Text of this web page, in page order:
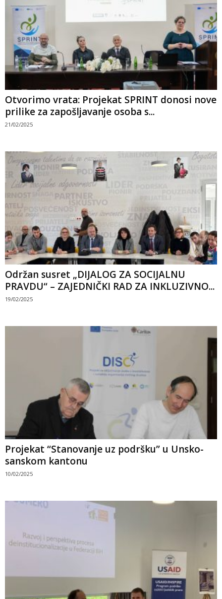
Otvorimo vrata: Projekat SPRINT donosi nove
prilike za zapošljavanje osoba s...
21/02/2025
Održan susret „DIJALOG ZA SOCIJALNU
PRAVDU“ – ZAJEDNIČKI RAD ZA INKLUZIVNO...
19/02/2025
Projekat “Stanovanje uz podršku” u Unsko-
sanskom kantonu
10/02/2025